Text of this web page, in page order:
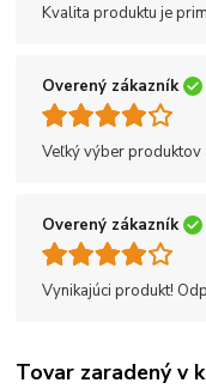
Kvalita produktu je
Overený zákazník
Veľký výber produktov
Overený zákazník
Vynikajúci produkt!
Tovar zaradený v